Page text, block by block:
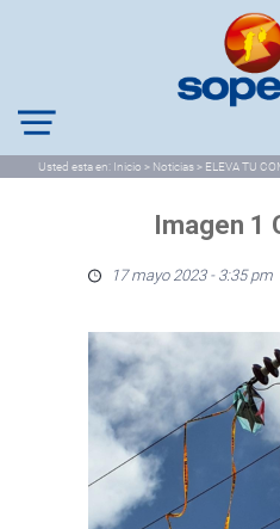
Usted esta en: Inicio > Noticias> ELEVA TU
Imagen 1
17 mayo 2023 - 3:35 pm